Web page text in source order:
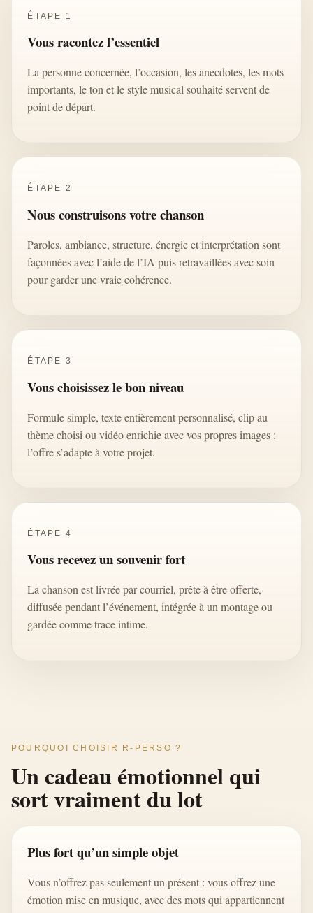
ÉTAPE 1
Vous racontez l’essentiel
La personne concernée, l’occasion, les anecdotes, les mots
importants, le ton et le style musical souhaité servent de
point de départ.
ÉTAPE 2
Nous construisons votre chanson
Paroles, ambiance, structure, énergie et interprétation sont
façonnées avec l’aide de l’IA puis retravaillées avec soin
pour garder une vraie cohérence.
ÉTAPE 3
Vous choisissez le bon niveau
Formule simple, texte entièrement personnalisé, clip au
thème choisi ou vidéo enrichie avec vos propres images :
l’offre s’adapte à votre projet.
ÉTAPE 4
Vous recevez un souvenir fort
La chanson est livrée par courriel, prête à être offerte,
diffusée pendant l’événement, intégrée à un montage ou
gardée comme trace intime.
POURQUOI CHOISIR R-PERSO ?
Un cadeau émotionnel qui
sort vraiment du lot
Plus fort qu’un simple objet
Vous n’offrez pas seulement un présent : vous offrez une
émotion mise en musique, avec des mots qui appartiennent